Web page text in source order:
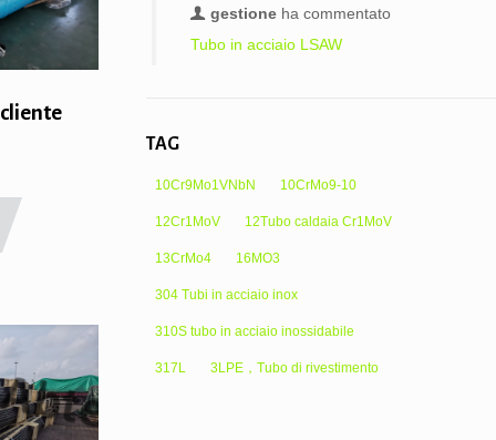
gestioneha commentato
Tubo in acciaio LSAW
TAG
10Cr9Mo1VNbN 10CrMo9-10
12Cr1MoV 12Tubo caldaia Cr1MoV
13CrMo4 16MO3
304 Tubi in acciaio inox
310S tubo in acciaio inossidabile
317L 3LPE，Tubo di rivestimento